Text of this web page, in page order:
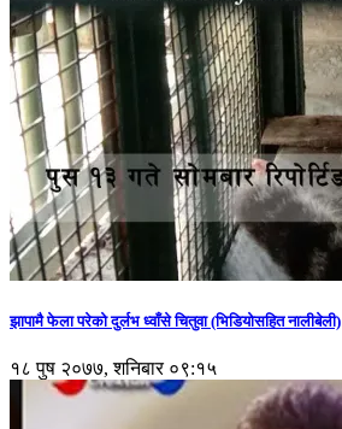
झापामै फेला परेको दुर्लभ ध्वाँसे चितुवा (भिडियोसहित नालीबेली)
१८ पुष २०७७, शनिबार ०९:१५